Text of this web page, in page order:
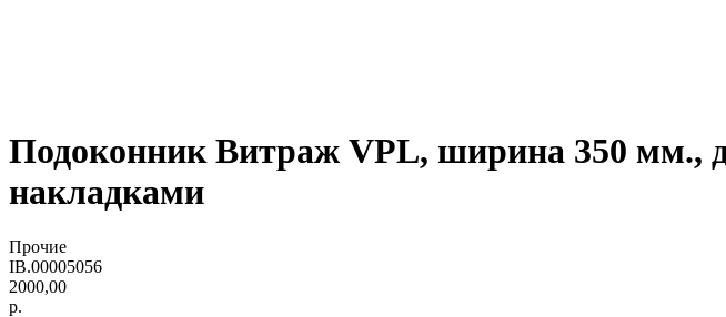
Подоконник Витраж VPL, ширина 350 мм.,
накладками
Прочие
IB.00005056
2000,00
р.